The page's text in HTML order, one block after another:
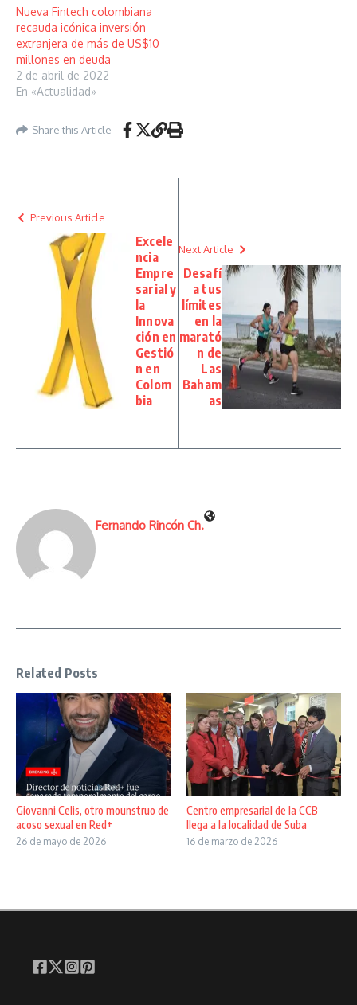
Nueva Fintech colombiana
recauda icónica inversión
extranjera de más de US$10
millones en deuda
2 de abril de 2022
En «Actualidad»
Share this Article
Previous Article
Excele
ncia
Empre
sarial y
la
Innova
ción en
Gestió
n en
Colom
bia
Next Article
Desafí
a tus
límites
en la
marató
n de
Las
Baham
as
Fernando Rincón Ch.
Related Posts
Giovanni Celis, otro mounstruo de
acoso sexual en Red+
26 de mayo de 2026
Centro empresarial de la CCB
llega a la localidad de Suba
16 de marzo de 2026